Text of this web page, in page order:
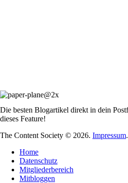
Die besten Blogartikel direkt in dein
dieses Feature!
The Content Society © 2026. Impressum.
Home
Datenschutz
Mitgliederbereich
Mitbloggen